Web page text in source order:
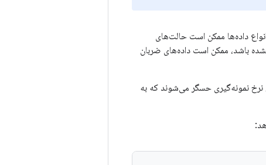
داده‌ها ممکن است حالت‌های
باشد، ممکن است داده‌های ضربان
نمونه‌گیری حسگر می‌شوند که به